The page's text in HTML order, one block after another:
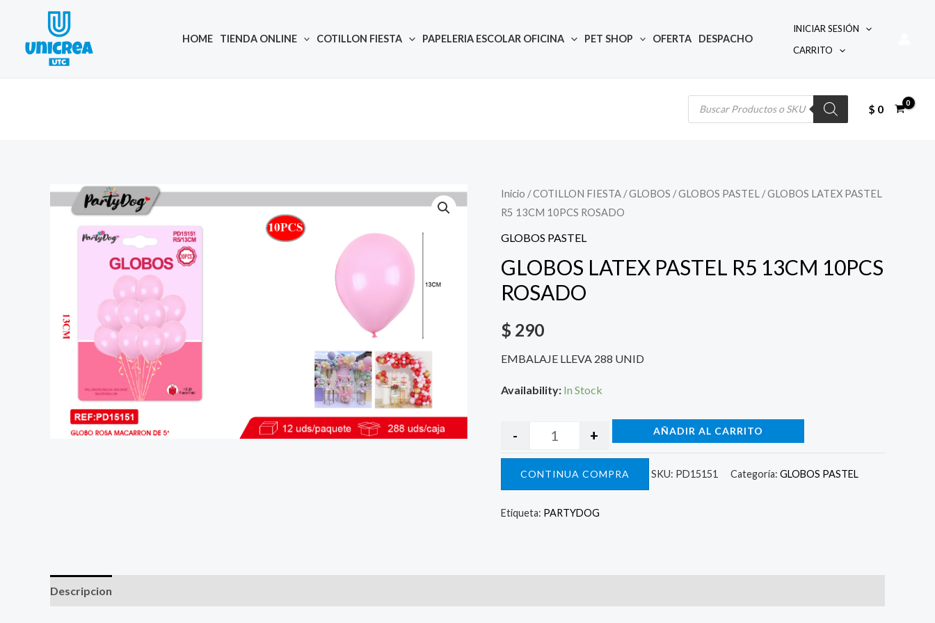
content
HOME TIENDA ONLINE COTILLON FIESTA PAPELERIA ESCOLAR OFICINA PET SHOP OFERTA DESPACHO
INICIAR SESIÓN
CARRITO
Búsqueda
$ 0
Inicio /COTILLON FIESTA /GLOBOS /GLOBOS PASTEL / GLOBOS LATEX PASTEL
R5 13CM 10PCS ROSADO
GLOBOS PASTEL
GLOBOS LATEX PASTEL R5 13CM 10PCS
ROSADO
$ 290
EMBALAJE LLEVA 288 UNID
Availability: In Stock
Quantity
- + AÑADIR AL CARRITO
CONTINUA COMPRA SKU: PD15151 Categoría: GLOBOS PASTEL
Etiqueta: PARTYDOG
Descripcion